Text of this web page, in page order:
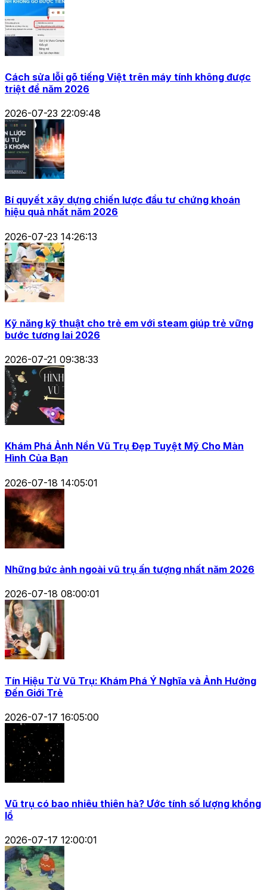
Cách sửa lỗi gõ tiếng Việt trên máy tính không được
triệt để năm 2026
2026-07-23 22:09:48
Bí quyết xây dựng chiến lược đầu tư chứng khoán
hiệu quả nhất năm 2026
2026-07-23 14:26:13
Kỹ năng kỹ thuật cho trẻ em với steam giúp trẻ vững
bước tương lai 2026
2026-07-21 09:38:33
Khám Phá Ảnh Nền Vũ Trụ Đẹp Tuyệt Mỹ Cho Màn
Hình Của Bạn
2026-07-18 14:05:01
Những bức ảnh ngoài vũ trụ ấn tượng nhất năm 2026
2026-07-18 08:00:01
Tín Hiệu Từ Vũ Trụ: Khám Phá Ý Nghĩa và Ảnh Hưởng
Đến Giới Trẻ
2026-07-17 16:05:00
Vũ trụ có bao nhiêu thiên hà? Ước tính số lượng khổng
lồ
2026-07-17 12:00:01